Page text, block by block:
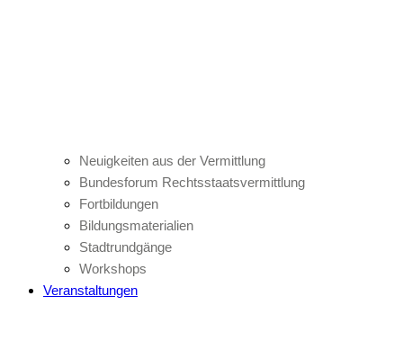
Neuigkeiten aus der Vermittlung
Bundesforum Rechtsstaatsvermittlung
Fortbildungen
Bildungsmaterialien
Stadtrundgänge
Workshops
Veranstaltungen